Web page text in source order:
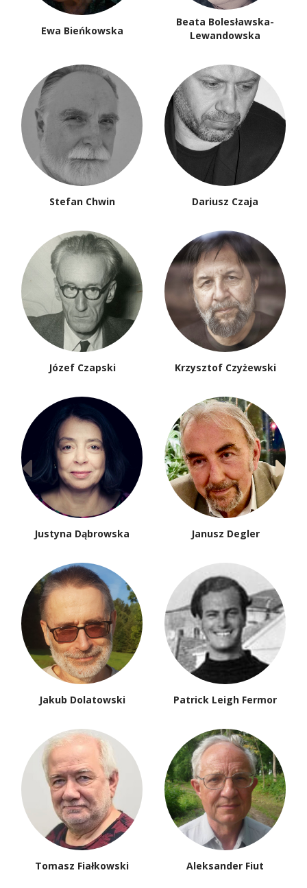
Ewa Bieńkowska
Beata Bolesławska-
Lewandowska
Stefan Chwin Dariusz Czaja
Józef Czapski Krzysztof Czyżewski
Justyna Dąbrowska Janusz Degler
Jakub Dolatowski Patrick Leigh Fermor
Tomasz Fiałkowski Aleksander Fiut